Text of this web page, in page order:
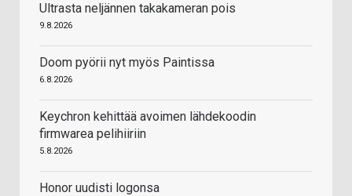
Ultrasta neljännen takakameran pois
9.8.2026
Doom pyörii nyt myös Paintissa
6.8.2026
Keychron kehittää avoimen lähdekoodin
firmwarea pelihiiriin
5.8.2026
Honor uudisti logonsa